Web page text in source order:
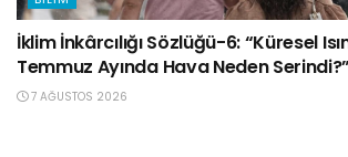
İklim İnkârcılığı Sözlüğü-6: “Küresel
Temmuz Ayında Hava Neden Serindi?”
7 AĞUSTOS 2026